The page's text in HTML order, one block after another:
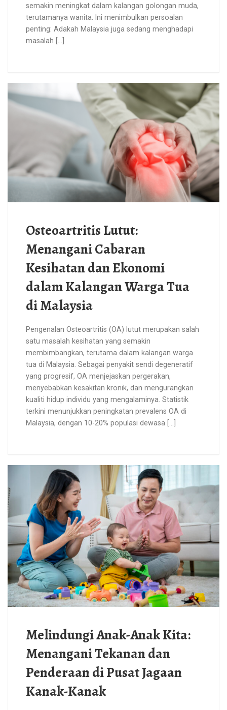
semakin meningkat dalam kalangan golongan muda,
terutamanya wanita. Ini menimbulkan persoalan
penting: Adakah Malaysia juga sedang menghadapi
masalah […]
Osteoartritis Lutut:
Menangani Cabaran
Kesihatan dan Ekonomi
dalam Kalangan Warga Tua
di Malaysia
Pengenalan Osteoartritis (OA) lutut merupakan salah
satu masalah kesihatan yang semakin
membimbangkan, terutama dalam kalangan warga
tua di Malaysia. Sebagai penyakit sendi degeneratif
yang progresif, OA menjejaskan pergerakan,
menyebabkan kesakitan kronik, dan mengurangkan
kualiti hidup individu yang mengalaminya. Statistik
terkini menunjukkan peningkatan prevalens OA di
Malaysia, dengan 10-20% populasi dewasa […]
Melindungi Anak-Anak Kita:
Menangani Tekanan dan
Penderaan di Pusat Jagaan
Kanak-Kanak